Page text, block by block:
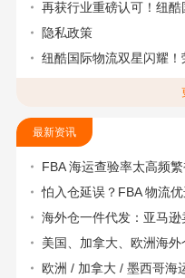
再获行业重磅认可！纽酷国际物流荣
隐私政策
纽酷国际物流双星闪耀！荣登FBA物流
最新资讯
FBA 海运查验率太高频繁
怕入仓延误？FBA 物流优选
海外仓一件代发：亚马
美国、加拿大、欧洲海
欧洲 / 加拿大 / 墨西哥海